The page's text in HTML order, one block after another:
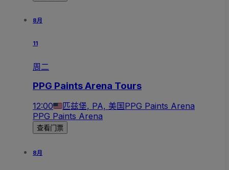
8月
11
周二
PPG Paints Arena Tours
12:00 匹兹堡, PA, 美国PPG Paints Arena
PPG Paints Arena
查看门票
8月